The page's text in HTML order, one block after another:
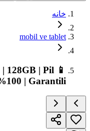
خانه
mobil ve tablet
| 128GB | Pil
| Garantili